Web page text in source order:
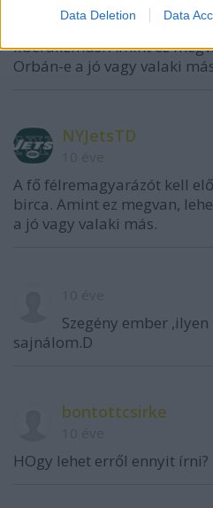
Data Deletion Data
A fő ellenséget kell először
liberalizmus. Amint ez
Orbán-e a jó vagy valaki
NYJetsTD
A fő félremagyarázót kell
birca. Amint ez megvan,
a jó vagy valaki más.
Szegény ember
sajnálom.D
bontottcsirke
HOgy lehet erről ennyit írni?